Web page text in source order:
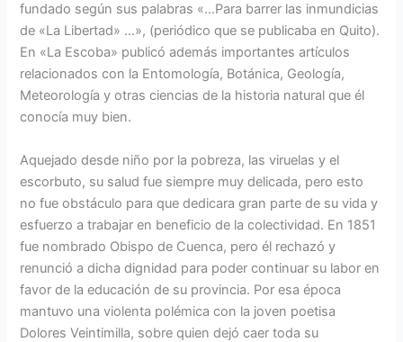
fundado según sus palabras «…Para barrer las inmundicias
de «La Libertad» …», (periódico que se publicaba en Quito).
En «La Escoba» publicó además importantes artículos
relacionados con la Entomología, Botánica, Geología,
Meteorología y otras ciencias de la historia natural que él
conocía muy bien.
Aquejado desde niño por la pobreza, las viruelas y el
escorbuto, su salud fue siempre muy delicada, pero esto
no fue obstáculo para que dedicara gran parte de su vida y
esfuerzo a trabajar en beneficio de la colectividad. En 1851
fue nombrado Obispo de Cuenca, pero él rechazó y
renunció a dicha dignidad para poder continuar su labor en
favor de la educación de su provincia. Por esa época
mantuvo una violenta polémica con la joven poetisa
Dolores Veintimilla, sobre quien dejó caer toda su